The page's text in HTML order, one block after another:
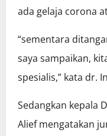
ada gelaja corona
“sementara
saya sampaikan,
spesialis,” kata dr.
Sedangkan kepala
Alief mengatakan